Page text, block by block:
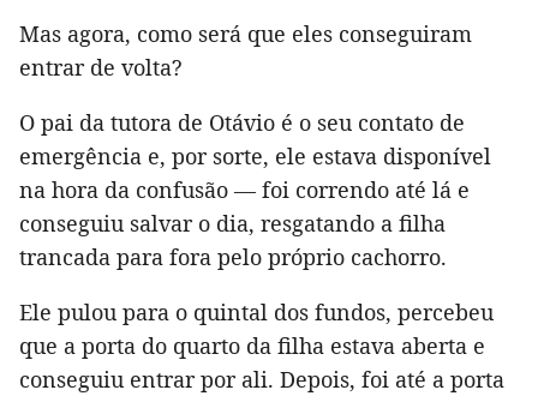
Mas agora, como será que eles conseguiram
entrar de volta?
O pai da tutora de Otávio é o seu contato de
emergência e, por sorte, ele estava disponível
na hora da confusão — foi correndo até lá e
conseguiu salvar o dia, resgatando a filha
trancada para fora pelo próprio cachorro.
Ele pulou para o quintal dos fundos, percebeu
que a porta do quarto da filha estava aberta e
conseguiu entrar por ali. Depois, foi até a porta